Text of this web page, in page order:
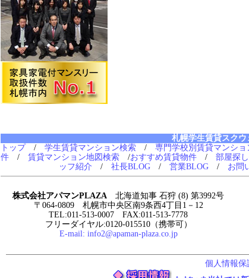
札幌学生賃貸スク
トップ / 学生賃貸マンション検索 / 専門学校別賃貸マンショ
件 / 賃貸マンション地図検索 /おすすめ賃貸物件 / 部屋探
ッフ紹介 / 社長BLOG / 営業BLOG / お問
株式会社アパマンPLAZA 北海道知事 石狩 (8) 第3992号
〒064-0809 札幌市中央区南9条西4丁目1－12
TEL:011-513-0007 FAX:011-513-7778
フリーダイヤル:0120-015510（携帯可）
E-mail: info2@apaman-plaza.co.jp
個人情報保